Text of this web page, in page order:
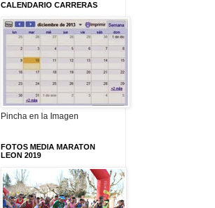
CALENDARIO CARRERAS
Pincha en la Imagen
FOTOS MEDIA MARATON
LEON 2019